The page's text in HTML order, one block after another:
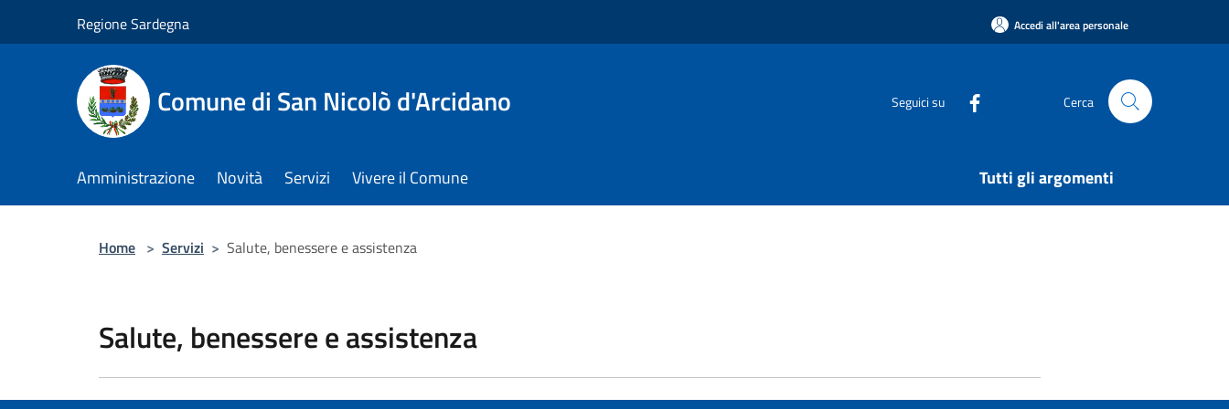
Regione Sardegna Accedi all'area personale
Comune di San Nicolò d'Arcidano Seguici su Cerca
Amministrazione Novità Servizi Vivere il Comune Tutti gli argomenti
Home > Servizi > Salute, benessere e assistenza
Salute, benessere e assistenza